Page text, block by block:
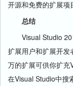
开源和免费的扩展项
总结
Visual Studio
扩展用户和扩展开发
万的扩展可供你扩充
在Visual Studio中搜